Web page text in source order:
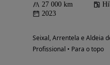
27 000 km
2023
Seixal, Arrentela e Aldeia
Profissional • Para o topo